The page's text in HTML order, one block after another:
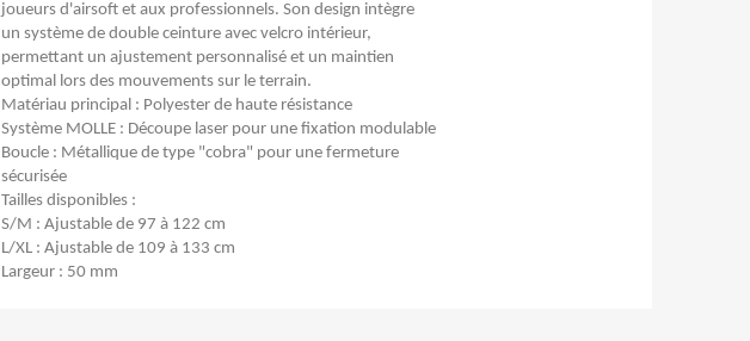
joueurs d'airsoft et aux professionnels. Son design intègre
un système de double ceinture avec velcro intérieur,
permettant un ajustement personnalisé et un maintien
optimal lors des mouvements sur le terrain.
Matériau principal : Polyester de haute résistance​
Système MOLLE : Découpe laser pour une fixation modulable​
Boucle : Métallique de type "cobra" pour une fermeture
sécurisée​
Tailles disponibles :
S/M : Ajustable de 97 à 122 cm​
L/XL : Ajustable de 109 à 133 cm​
Largeur : 50 mm